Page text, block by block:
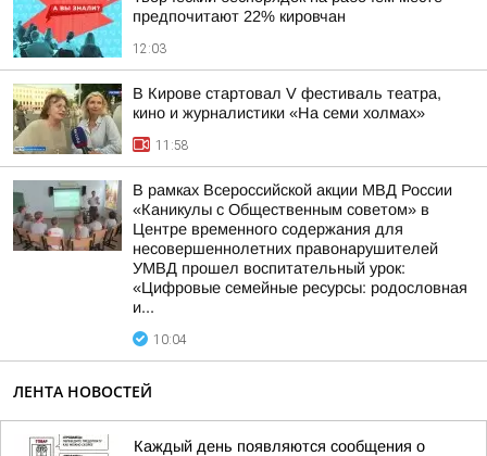
предпочитают 22% кировчан
12:03
В Кирове стартовал V фестиваль театра,
кино и журналистики «На семи холмах»
11:58
В рамках Всероссийской акции МВД России
«Каникулы с Общественным советом» в
Центре временного содержания для
несовершеннолетних правонарушителей
УМВД прошел воспитательный урок:
«Цифровые семейные ресурсы: родословная
и...
10:04
ЛЕНТА НОВОСТЕЙ
Каждый день появляются сообщения о